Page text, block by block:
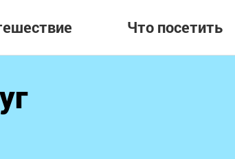
Что посетить